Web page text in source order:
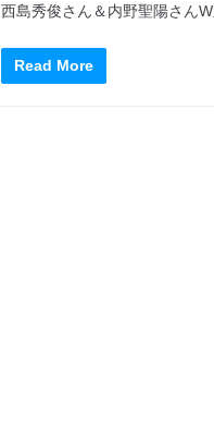
西島秀俊さん＆内野聖陽さん
Read More